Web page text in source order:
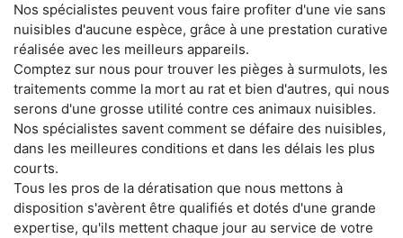
Nos spécialistes peuvent vous faire profiter d'une vie sans
nuisibles d'aucune espèce, grâce à une prestation curative
réalisée avec les meilleurs appareils.
Comptez sur nous pour trouver les pièges à surmulots, les
traitements comme la mort au rat et bien d'autres, qui nous
serons d'une grosse utilité contre ces animaux nuisibles.
Nos spécialistes savent comment se défaire des nuisibles,
dans les meilleures conditions et dans les délais les plus
courts.
Tous les pros de la dératisation que nous mettons à
disposition s'avèrent être qualifiés et dotés d'une grande
expertise, qu'ils mettent chaque jour au service de votre